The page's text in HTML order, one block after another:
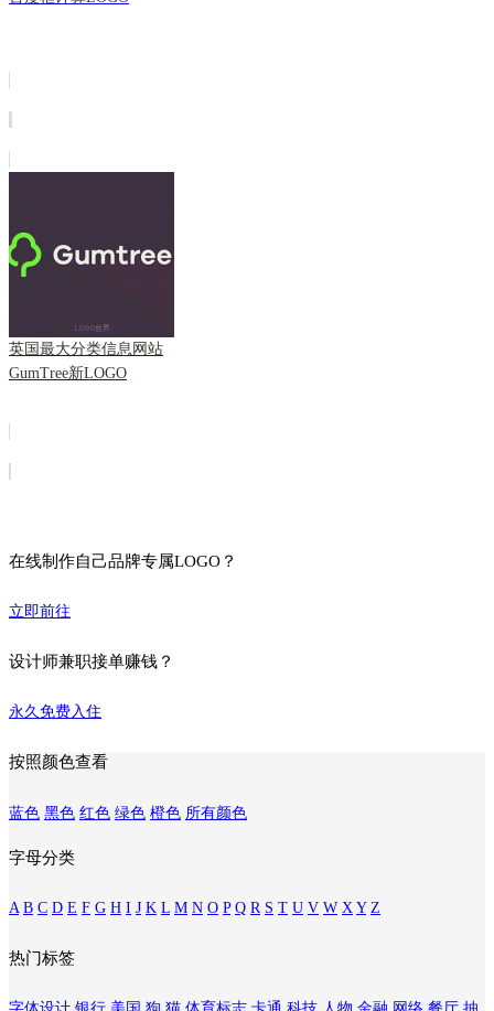
英国最大分类信息网站
GumTree新LOGO
在线制作自己品牌专属LOGO？
立即前往
设计师兼职接单赚钱？
永久免费入住
按照颜色查看
蓝色 黑色 红色 绿色 橙色 所有颜色
字母分类
A B C D E F G H I J K L M N O P Q R S T U V W X Y Z
热门标签